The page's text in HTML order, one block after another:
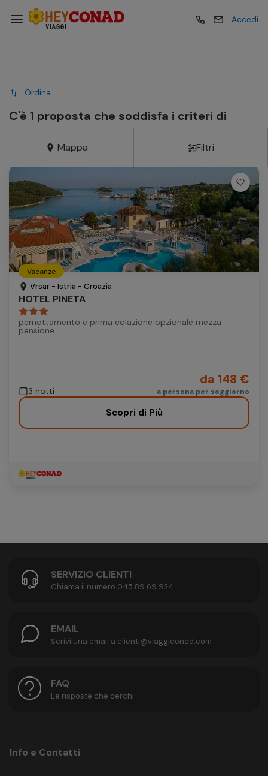
Esperienze
Hotel
Crociere
Traghetti
Autonoleggio
Parcheggio
Accedi
Esperienze
Crociere
Traghetti
Autonoleggio
Parcheggio
Mappa Filtri
Ordina
C'è 1 proposta che soddisfa i criteri di
Vacanze
Vrsar - Istria - Croazia
HOTEL PINETA
pernottamento e prima colazione opzionale mezza
pensione
3 notti
da 148 €
a persona per soggiorno
Scopri di Più
SERVIZIO CLIENTI
Chiama il numero 045.89.69.924
EMAIL
Scrivi una email a clienti@viaggiconad.com
FAQ
Le risposte che cerchi
Info e Contatti